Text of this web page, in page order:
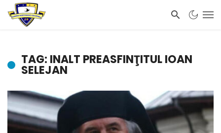
TAG: INALT PREASFINŢITUL IOAN
SELEJAN